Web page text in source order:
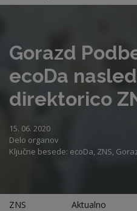
Gorazd
ecoDa
direktorico
15. 06. 2020
Delo organov
Ključne besede: ecoDa, ZNS,
ZNS Aktualno